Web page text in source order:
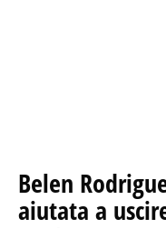
Belen
aiutata a